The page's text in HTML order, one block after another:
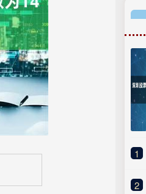
1
2